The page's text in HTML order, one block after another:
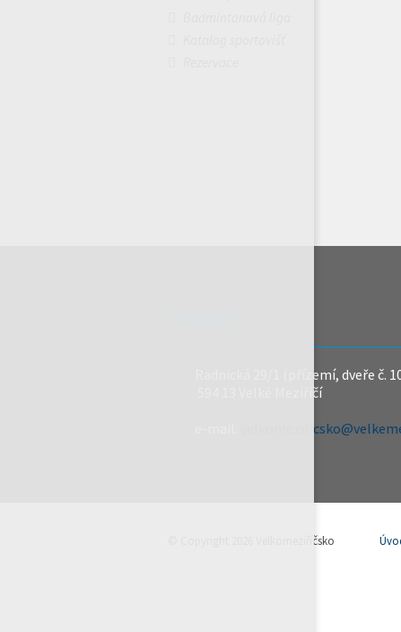
Radnická 29/1 (přízemí, dveře č.
594 13 Velké Meziříčí
© Copyright 2026 Velkomeziříčsko